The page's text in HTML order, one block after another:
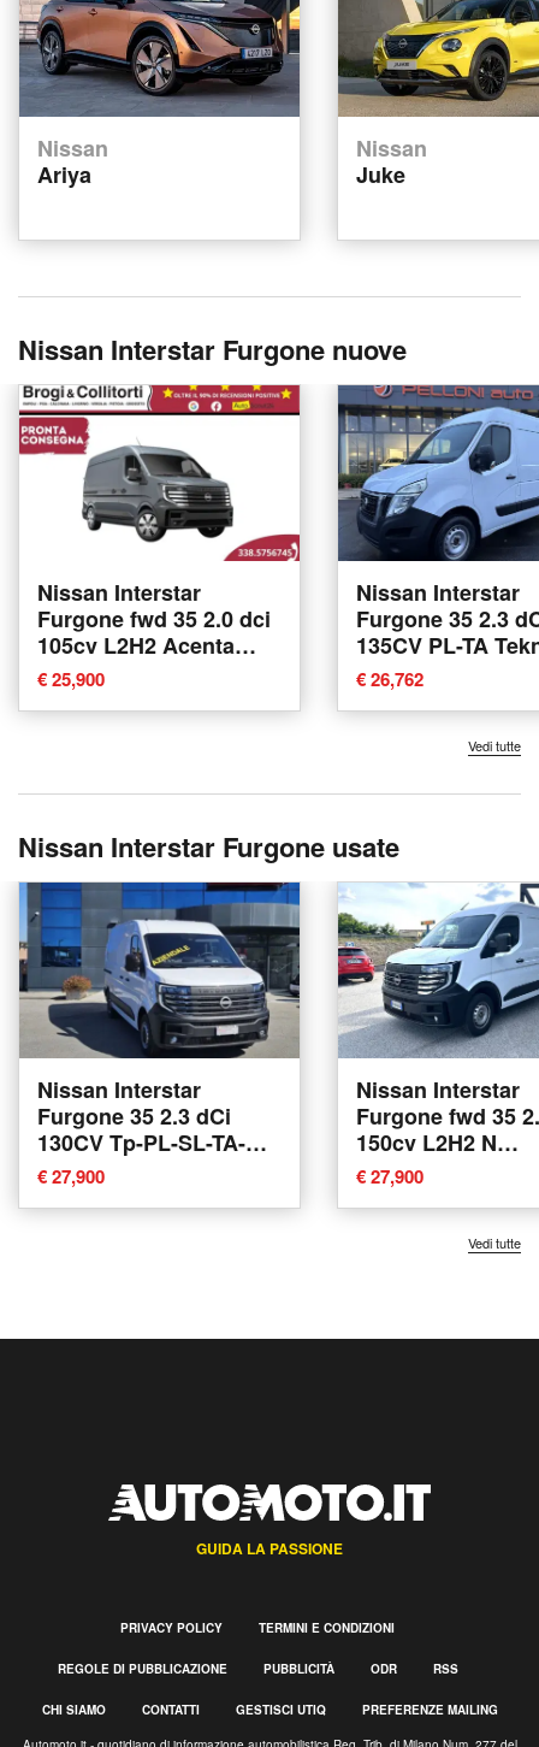
Nissan
Ariya
Nissan
Juke
Nissan Interstar Furgone nuove
Nissan Interstar
Furgone fwd 35 2.0 dci
105cv L2H2 Acenta
nuova a Empoli
€ 25,900
Nissan Interstar
Furgone 35 2.3
135CV PL-TA
Furgone nuova a
Modena
€ 26,762
Vedi tutte
Nissan Interstar Furgone usate
Nissan Interstar
Furgone 35 2.3 dCi
130CV Tp-PL-SL-TA-RG
N-Connecta Furgone
del 2024 usata a Lucca
€ 27,900
Nissan Interstar
Furgone fwd 35
150cv L2H2 N
Connecta del
usata a Ferrara
€ 27,900
Vedi tutte
GUIDA LA PASSIONE
PRIVACY POLICY TERMINI E CONDIZIONI
REGOLE DI PUBBLICAZIONE PUBBLICITÀ ODR RSS
CHI SIAMO CONTATTI GESTISCI UTIQ PREFERENZE MAILING